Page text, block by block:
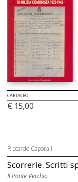
CARTACEO
€ 15,00
Riccardo Caporali
Scorrerie. Scritti
Il Ponte Vecchio